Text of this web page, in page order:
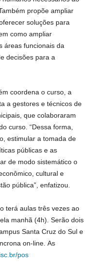
propõe ampliar
soluções para
como ampliar
áreas funcionais da
decisões para a
coordena o curso, a
a gestores e técnicos de
que colaboraram
curso. “Dessa forma,
estimular a tomada de
públicas e as
de modo sistemático o
cultural e
pública”, enfatizou.
terá aulas três vezes ao
manhã (4h). Serão dois
Santa Cruz do Sul e
on-line. As
pos